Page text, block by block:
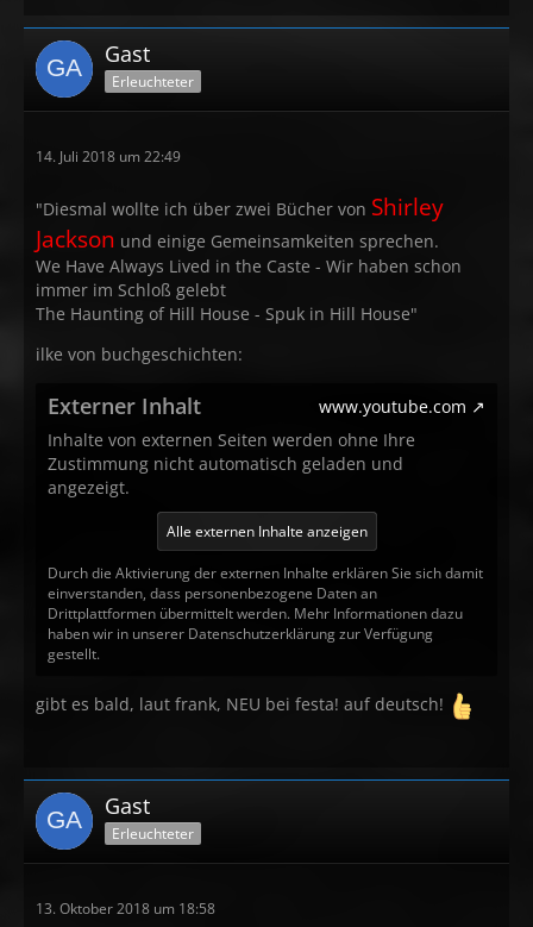
Gast
Erleuchteter
14. Juli 2018 um 22:49
"Diesmal wollte ich über zwei Bücher von Shirley
Jackson und einige Gemeinsamkeiten sprechen.
We Have Always Lived in the Caste - Wir haben schon
immer im Schloß gelebt
The Haunting of Hill House - Spuk in Hill House"
ilke von buchgeschichten:
Externer Inhalt
www.youtube.com
Inhalte von externen Seiten werden ohne Ihre
Zustimmung nicht automatisch geladen und
angezeigt.
Alle externen Inhalte anzeigen
Durch die Aktivierung der externen Inhalte erklären Sie sich damit
einverstanden, dass personenbezogene Daten an
Drittplattformen übermittelt werden. Mehr Informationen dazu
haben wir in unserer Datenschutzerklärung zur Verfügung
gestellt.
gibt es bald, laut frank, NEU bei festa! auf deutsch!
Gast
Erleuchteter
13. Oktober 2018 um 18:58